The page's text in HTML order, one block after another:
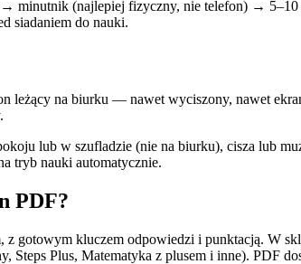
minutnik (najlepiej fizyczny, nie telefon) →
siadaniem do nauki.
leżący na biurku — nawet wyciszony, nawet
lub w szufladzie (nie na biurku), cisza lub
tryb nauki automatycznie.
PDF?
gotowym kluczem odpowiedzi i punktacją. W
Plus, Matematyka z plusem i inne). PDF